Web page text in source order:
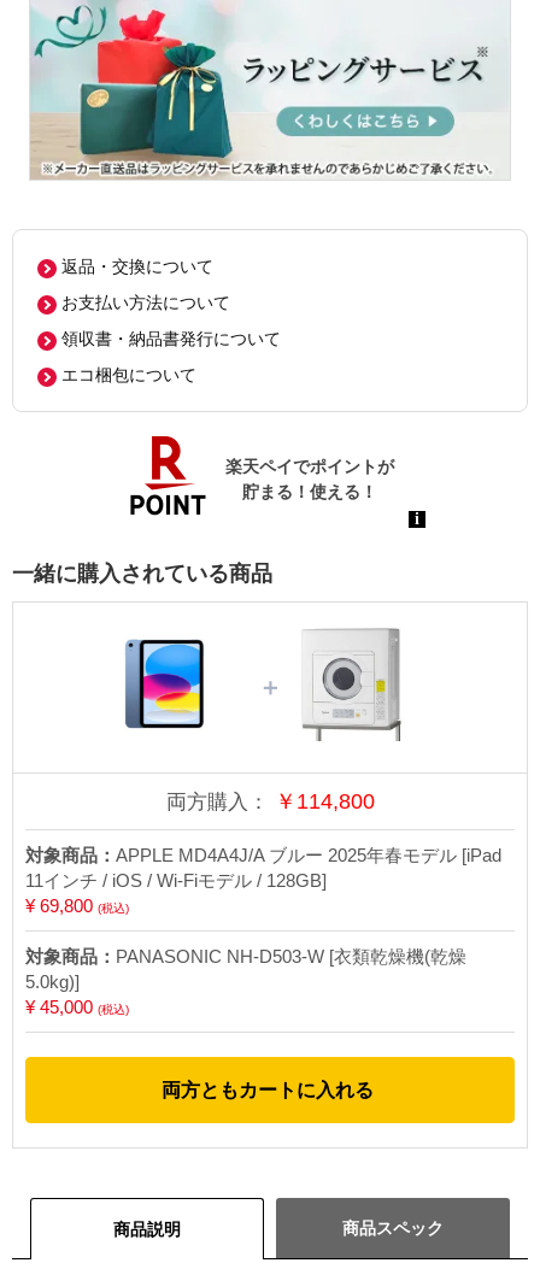
返品・交換について
お支払い方法について
領収書・納品書発行について
エコ梱包について
一緒に購入されている商品
＋
両方購入： ￥ 114,800
対象商品： APPLE MD4A4J/A ブルー 2025年春モデル [iPad
11インチ / iOS / Wi-Fiモデル / 128GB]
¥ 69,800 (税込)
対象商品： PANASONIC NH-D503-W [衣類乾燥機(乾燥
5.0kg)]
¥ 45,000 (税込)
両方ともカートに入れる
商品説明 商品スペック